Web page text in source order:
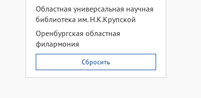
Областная универсальная научная
библиотека им. Н.К.Крупской
Оренбургская областная
филармония
Сбросить